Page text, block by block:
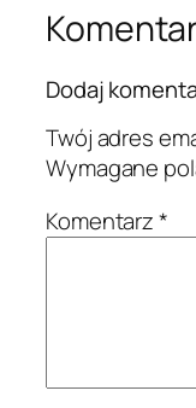
Dodaj
Twój adres
Wymagane
Komentarz*